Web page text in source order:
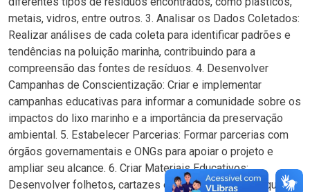
metais, vidros, entre outros. 3. Analisar os Dados Coletados:
Realizar análises de cada coleta para identificar padrões e
tendências na poluição marinha, contribuindo para a
compreensão das fontes de resíduos. 4. Desenvolver
Campanhas de Conscientização: Criar e implementar
campanhas educativas para informar a comunidade sobre os
impactos do lixo marinho e a importância da preservação
ambiental. 5. Estabelecer Parcerias: Formar parcerias com
órgãos governamentais e ONGs para apoiar o projeto e
ampliar seu alcance. 6. Criar Materiais Educativos:
Desenvolver folhetos, cartazes e conteúdos digitais que